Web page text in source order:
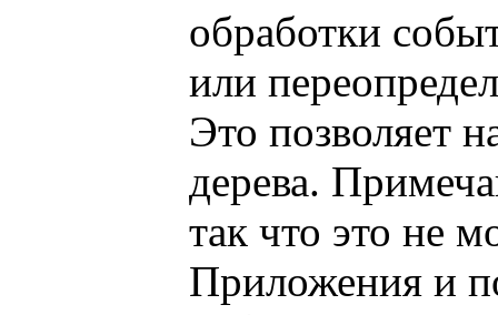
обработки
или
Это позволяет
дерева.
так что это не
Приложения и